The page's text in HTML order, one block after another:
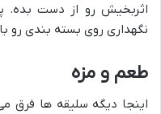
اثربخیش رو از دست بده.
نگهداری روی بسته بندی رو
طعم و مزه
اینجا دیگه سلیقه ها فرق